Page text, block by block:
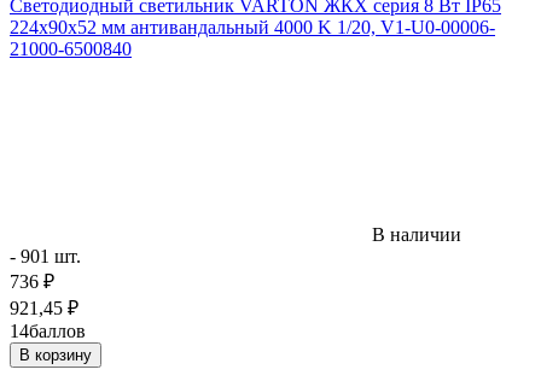
Светодиодный светильник VARTON ЖКХ серия 8 Вт IP65
224х90х52 мм антивандальный 4000 K 1/20, V1-U0-00006-
21000-6500840
В наличии
- 901 шт.
736 ₽
921,45 ₽
14баллов
В корзину